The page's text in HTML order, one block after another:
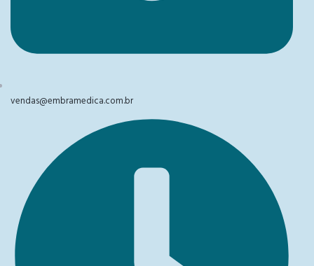
vendas@embramedica.com.br